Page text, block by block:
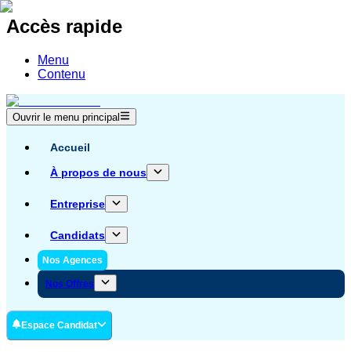
Accès rapide
Menu
Contenu
Ouvrir le menu principal
Accueil
À propos de nous
Entreprise
Candidats
Nos Agences
Nos Offres
Espace Candidat